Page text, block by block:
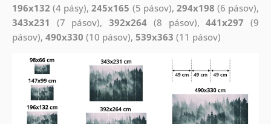
196x132 (4 pásy),245x165 (5 pásov), 294x198 (6 pásov),
343x231
(7 pásov),392x264 (8 pásov),441x297 (9
pásov), 490x330 (10 pásov), 539x363 (11 pásov)